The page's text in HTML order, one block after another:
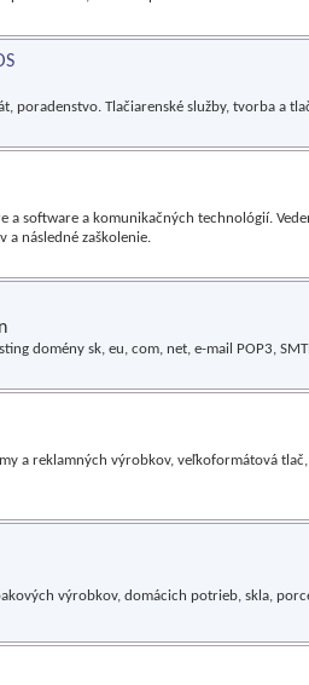
poradenstvo. Tlačiarenské služby, tvorba a
a software a komunikačných technológií.
a následné zaškolenie.
domény sk, eu, com, net, e-mail POP3,
a reklamných výrobkov, veľkoformátová
výrobkov, domácich potrieb, skla,